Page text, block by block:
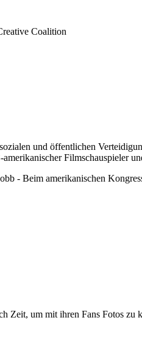
und öffentlichen
amerikanischer Filmschauspieler
Zeit, um mit ihren Fans Fotos zu